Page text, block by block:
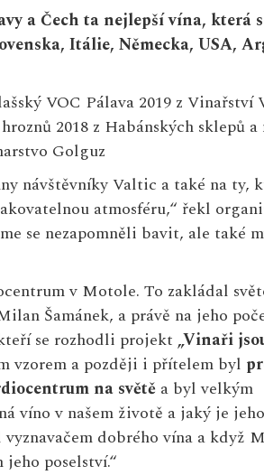
a Čech ta nejlepší vína, která
Itálie, Německa, USA,
VOC Pálava 2019 z Vinařství
2018 z Habánských sklepů
Golguz
návštěvníky Valtic a také na ty,
atmosféru,“ řekl
se nezapomněli bavit, ale také
v Motole. To zakládal
Šamánek, a právě na jeho
se rozhodli projekt „Vinaři
vzorem a později i přítelem byl
na světě a byl velkým
víno v našem životě a jaký je
dobrého vína a když
poselství.“